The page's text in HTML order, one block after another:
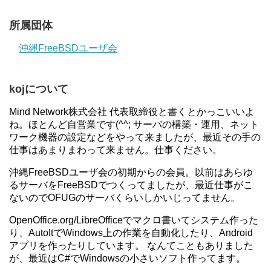
所属団体
沖縄FreeBSDユーザ会
kojについて
Mind Network株式会社 代表取締役と書くとかっこいいよ
ね。ほとんど自営業です(^^; サーバの構築・運用、ネット
ワーク機器の設定などをやって来ましたが、最近その手の
仕事はあまりまわって来ません。仕事ください。
沖縄FreeBSDユーザ会の初期からの会員。以前はあらゆ
るサーバをFreeBSDでつくってましたが、最近仕事がこ
ないのでOFUGのサーバくらいしかいじってません。
OpenOffice.org/LibreOfficeでマクロ書いてシステム作った
り、AutoItでWindows上の作業を自動化したり、Android
アプリを作ったりしています。 なんてこともありました
が、最近はC#でWindowsの小さいソフト作ってます。